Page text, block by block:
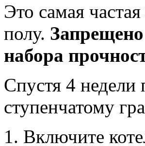
Это самая
полу.
набора
Спустя 4 недели
ступенчатому
Включите